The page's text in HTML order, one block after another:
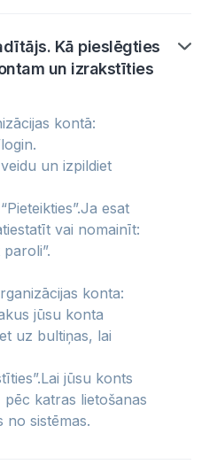
Kā pieslēgties
un izrakstīties
kontā:
un izpildiet
esat
vai nomainīt:
konta:
jūsu konta
uz bultiņas, lai
jūsu konts
katras lietošanas
no sistēmas.